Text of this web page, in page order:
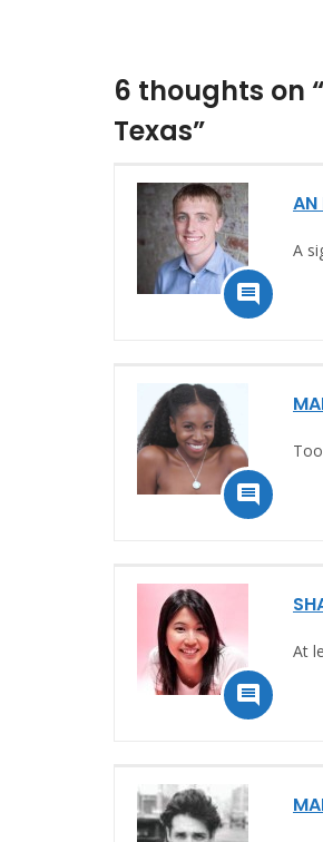
6 thoughts on
Texas”

AN
A


At